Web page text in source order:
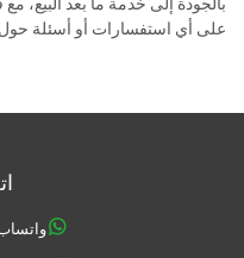
على أي استفسارات أو أسئلة حول